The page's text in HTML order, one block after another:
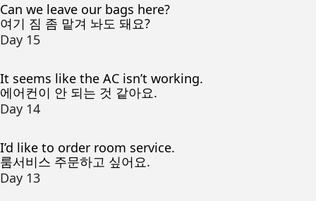
Can we leave our bags here?
여기 짐 좀 맡겨 놔도 돼요?
Day 15
It seems like the AC isn’t working.
에어컨이 안 되는 것 같아요.
Day 14
I’d like to order room service.
룸서비스 주문하고 싶어요.
Day 13